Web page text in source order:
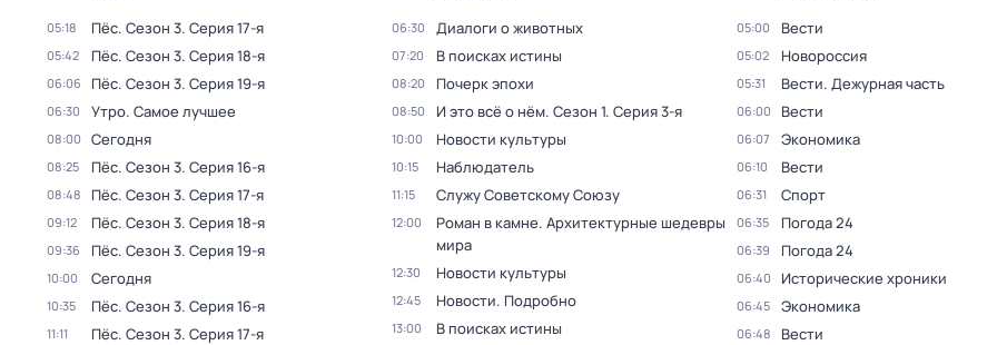
05:18 Пёс. Сезон 3. Серия 17-я
05:42 Пёс. Сезон 3. Серия 18-я
06:06 Пёс. Сезон 3. Серия 19-я
06:30 Утро. Самое лучшее
08:00 Сегодня
08:25 Пёс. Сезон 3. Серия 16-я
08:48 Пёс. Сезон 3. Серия 17-я
09:12 Пёс. Сезон 3. Серия 18-я
09:36 Пёс. Сезон 3. Серия 19-я
10:00 Сегодня
10:35 Пёс. Сезон 3. Серия 16-я
11:11 Пёс. Сезон 3. Серия 17-я
06:30 Диалоги о животных
07:20 В поисках истины
08:20 Почерк эпохи
08:50 И это всё о нём. Сезон 1. Серия 3-я
10:00 Новости культуры
10:15 Наблюдатель
11:15 Служу Советскому Союзу
12:00
Роман в камне. Архитектурные шедевры
мира
12:30 Новости культуры
12:45 Новости. Подробно
13:00 В поисках истины
05:00 Вести
05:02 Новороссия
05:31 Вести. Дежурная часть
06:00 Вести
06:07 Экономика
06:10 Вести
06:31 Спорт
06:35 Погода 24
06:39 Погода 24
06:40 Исторические хроники
06:45 Экономика
06:48 Вести